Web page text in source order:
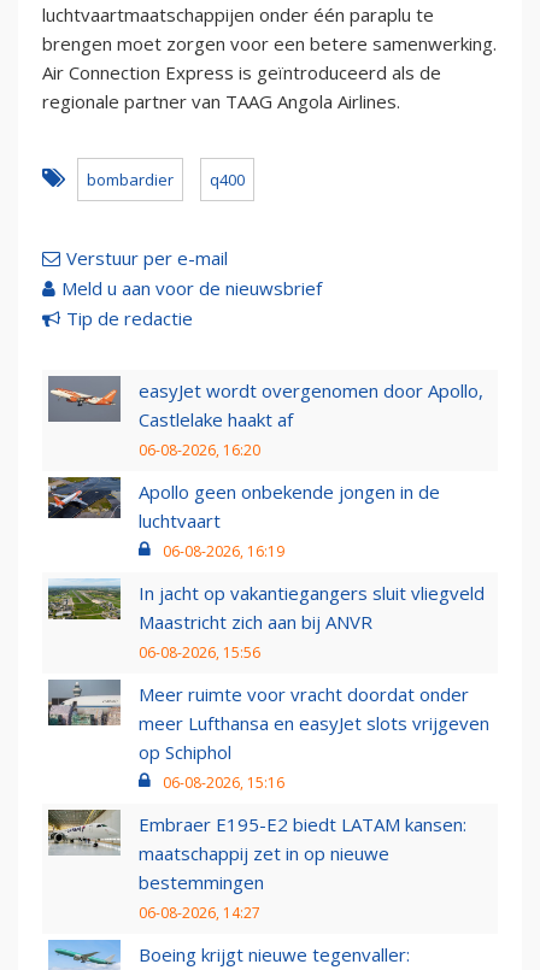
luchtvaartmaatschappijen onder één paraplu te
brengen moet zorgen voor een betere samenwerking.
Air Connection Express is geïntroduceerd als de
regionale partner van TAAG Angola Airlines.
bombardier q400
Verstuur per e-mail
Meld u aan voor de nieuwsbrief
Tip de redactie
easyJet wordt overgenomen door Apollo,
Castlelake haakt af
06-08-2026, 16:20
Apollo geen onbekende jongen in de
luchtvaart
06-08-2026, 16:19
In jacht op vakantiegangers sluit vliegveld
Maastricht zich aan bij ANVR
06-08-2026, 15:56
Meer ruimte voor vracht doordat onder
meer Lufthansa en easyJet slots vrijgeven
op Schiphol
06-08-2026, 15:16
Embraer E195-E2 biedt LATAM kansen:
maatschappij zet in op nieuwe
bestemmingen
06-08-2026, 14:27
Boeing krijgt nieuwe tegenvaller: